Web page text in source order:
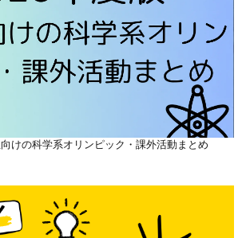
けの科学系オリンピック・課外活動まとめ